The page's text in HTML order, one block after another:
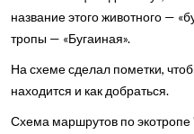
название этого животного —
тропы — «Бугаиная».
На схеме сделал пометки,
находится и как добраться.
Схема маршрутов по